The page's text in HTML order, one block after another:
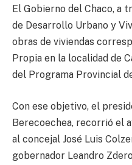
El Gobierno del Chaco, a
de Desarrollo Urbano y
obras de viviendas
Propia en la localidad de
del Programa Provincial
Con ese objetivo, el
Berecoechea, recorrió el
al concejal José Luis
gobernador Leandro